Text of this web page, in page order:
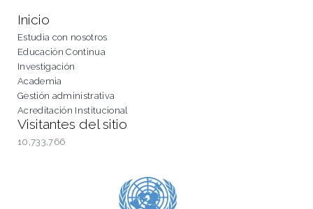
Inicio
Estudia con nosotros
Educación Continua
Investigación
Academia
Gestión administrativa
Acreditación Institucional
Visitantes del sitio
10,733,766